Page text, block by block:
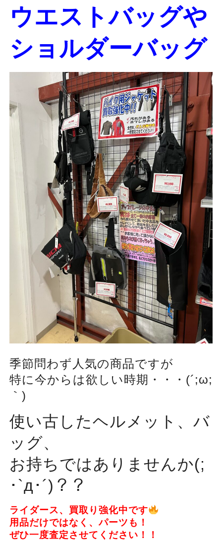
ウエストバッグや
ショルダーバッグ
季節問わず人気の商品ですが
特に今からは欲しい時期・・・(´;ω;
｀)
使い古したヘルメット、バ
ッグ、
お持ちではありませんか(;
･`д･´)？？
ライダース、買取り強化中です
用品だけではなく、パーツも！
ぜひ一度査定させてください！！